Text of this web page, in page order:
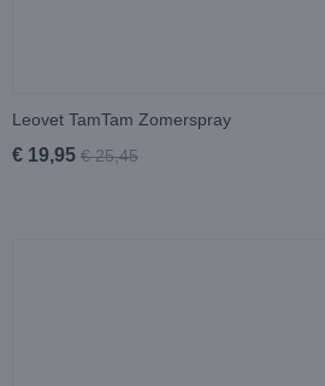
Leovet TamTam Zomerspray
€ 19,95 € 25,45